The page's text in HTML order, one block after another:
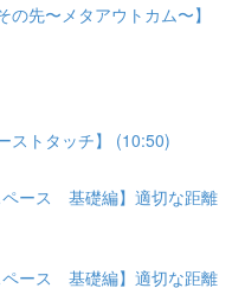
先〜メタアウトカム〜】
ストタッチ】 (10:50)
ース 基礎編】適切な距離
ース 基礎編】適切な距離